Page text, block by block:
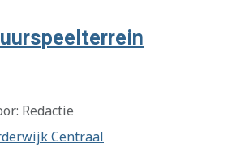
Redactie
Centraal